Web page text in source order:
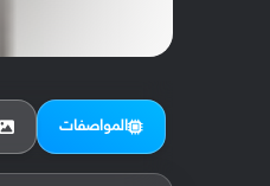
المواصفات